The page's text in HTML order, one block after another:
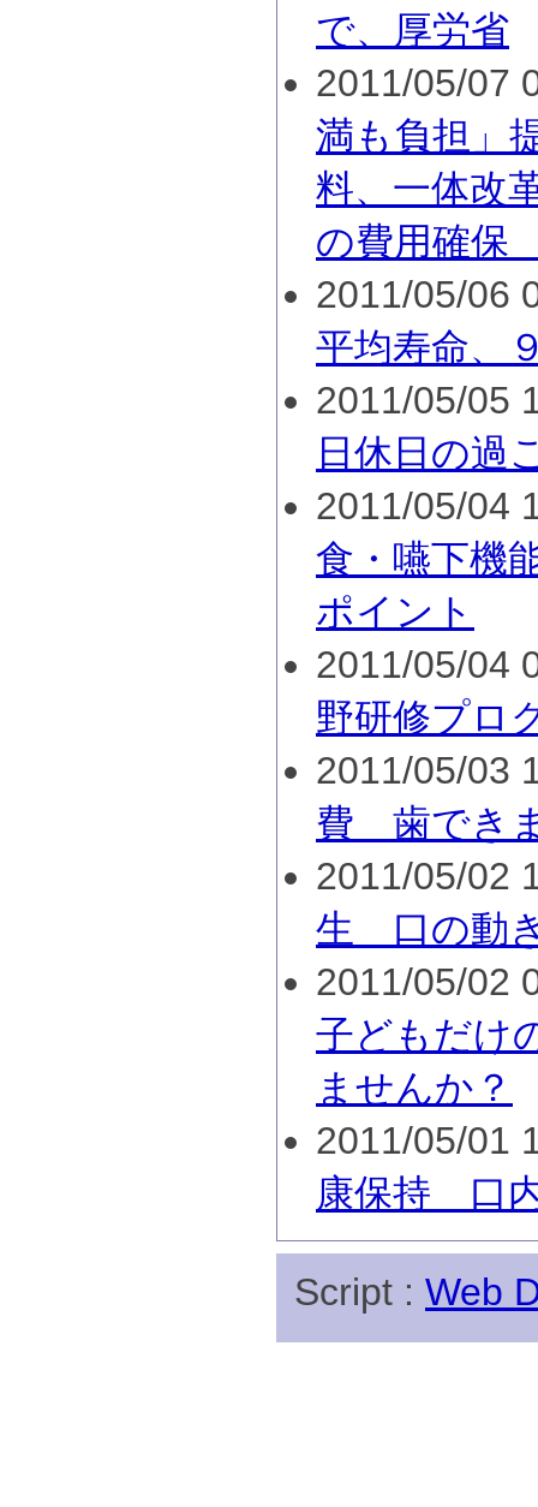
で、厚労省
2011/05/07
満も負担」
料、一体改
の費用確保
2011/05/06
平均寿命、
2011/05/05
日休日の過
2011/05/04
食・嚥下機
ポイント
2011/05/04
野研修プロ
2011/05/03
費 歯でき
2011/05/02
生 口の動
2011/05/02
子どもだけ
ませんか？
2011/05/01
康保持 口
Script : Web